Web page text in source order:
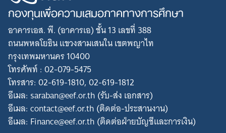
กองทุนเพื่อความเสมอภาคทางการศึกษา
อาคารเอส. พี. (อาคารเอ) ชั้น 13 เลขที่ 388
ถนนพหลโยธิน แขวงสามเสนใน เขตพญาไท
กรุงเทพมหานคร 10400
โทรศัพท์ : 02-079-5475
โทรสาร: 02-619-1810, 02-619-1812
อีเมล: saraban@eef.or.th (รับ-ส่ง เอกสาร)
อีเมล: contact@eef.or.th (ติดต่อ-ประสานงาน)
อีเมล: Finance@eef.or.th (ติดต่อฝ่ายบัญชีและการเงิน)